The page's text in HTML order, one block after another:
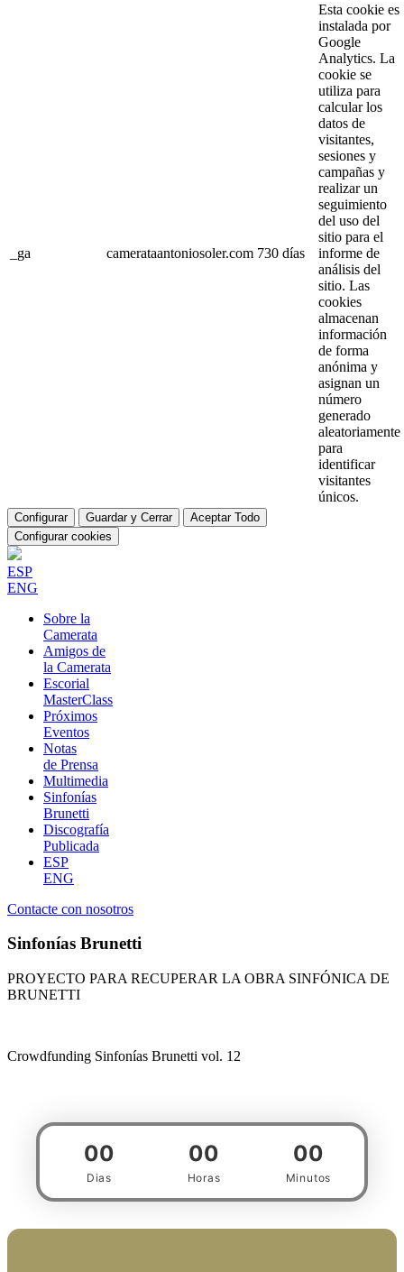
_ga camerataantoniosoler.com 730 días
Esta cookie es
instalada por
Google
Analytics. La
cookie se
utiliza para
calcular los
datos de
visitantes,
sesiones y
campañas y
realizar un
seguimiento
del uso del
sitio para el
informe de
análisis del
sitio. Las
cookies
almacenan
información
de forma
anónima y
asignan un
número
generado
aleatoriamente
para
identificar
visitantes
únicos.
Configurar Guardar y Cerrar
Aceptar Todo
Configurar cookies
ESP
ENG
Sobre la
Camerata
Amigos de
la Camerata
Escorial
MasterClass
Próximos
Eventos
Notas
de Prensa
Multimedia
Sinfonías
Brunetti
Discografía
Publicada
ESP
ENG
Contacte con nosotros
Sinfonías Brunetti
PROYECTO PARA RECUPERAR LA OBRA SINFÓNICA DE
BRUNETTI
Crowdfunding Sinfonías Brunetti vol. 12